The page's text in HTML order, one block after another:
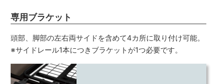
専用ブラケット
頭部、脚部の左右両サイドを含めて4カ所に取り付け可能。
※サイドレール1本につきブラケットが1つ必要です。